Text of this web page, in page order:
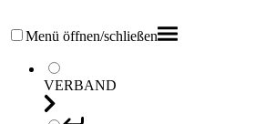
Menü öffnen/schließen
VERBAND